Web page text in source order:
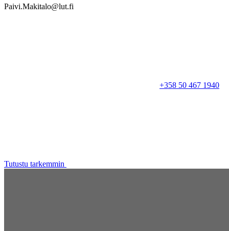
Paivi.Makitalo@lut.fi
+358 50 467 1940
Tutustu tarkemmin